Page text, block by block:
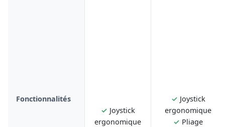
Fonctionnalités
✓ Joystick
ergonomique
✓ Joystick
ergonomique
✓ Pliage